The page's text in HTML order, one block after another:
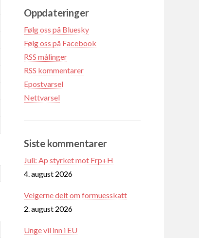
Oppdateringer
Følg oss på Bluesky
Følg oss på Facebook
RSS målinger
RSS kommentarer
Epostvarsel
Nettvarsel
Siste kommentarer
Juli: Ap styrket mot Frp+H
4. august 2026
Velgerne delt om formuesskatt
2. august 2026
Unge vil inn i EU